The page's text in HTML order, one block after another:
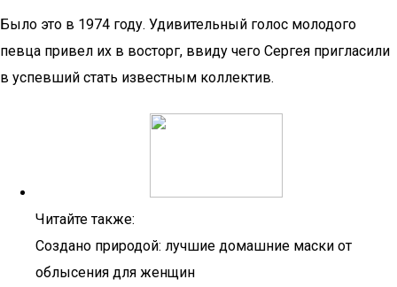
Было это в 1974 году. Удивительный голос молодого
певца привел их в восторг, ввиду чего Сергея пригласили
в успевший стать известным коллектив.
Читайте также:
Создано природой: лучшие домашние маски от
облысения для женщин